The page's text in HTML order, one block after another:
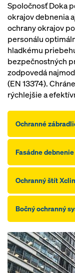
Spoločnosť Doka
okrajov debnenia
ochrany okrajov
personálu
hladkému
bezpečnostných
zodpovedá
(EN 13374).
rýchlejšie a
Ochranné
Fasádne
Ochranný štít
Bočný ochranný